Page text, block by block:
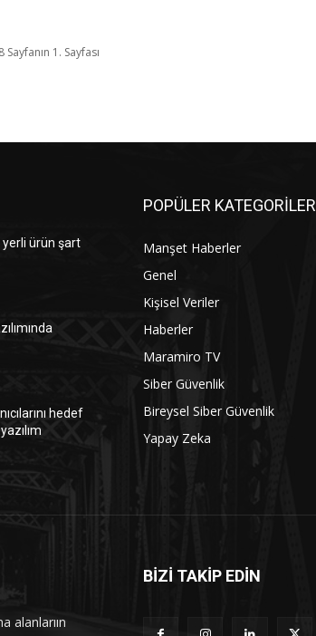
Sayfanın 1. Sayfası
ürün şart
hedef
POPÜLER KATEGORİLER
Manşet Haberler
Genel
Kişisel Veriler
Haberler
Maramiro TV
Siber Güvenlik
Bireysel Siber Güvenlik
Yapay Zeka
alanlarıın
BİZİ TAKİP EDİN